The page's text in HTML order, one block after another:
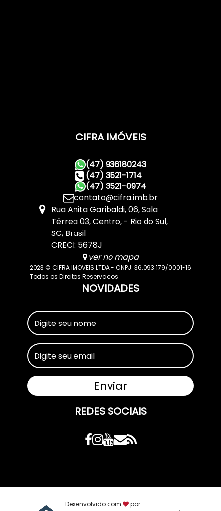
CIFRA IMÓVEIS
(47) 936180243
(47) 3521-1714
(47) 3521-0974
contato@cifra.imb.br
Rua Anita Garibaldi,06,Sala
Térrea 03,Centro, Rio do Sul,
SC, Brasil
CRECI: 5678J
ver no mapa
2023 © CIFRA IMOVEIS LTDA - CNPJ: 36.093.179/0001-16
Todos os Direitos Reservados
NOVIDADES
REDES SOCIAIS
Desenvolvido com por